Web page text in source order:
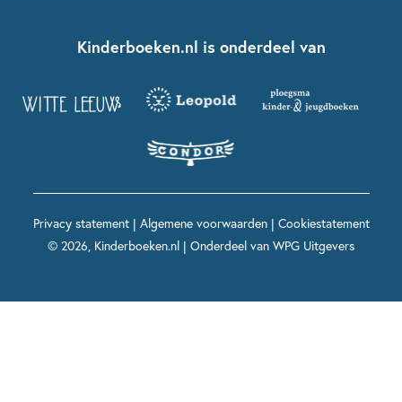
Kinderboeken diversiteit
Grappige kinderboeken
Spannende kinderboeken
Boekentips 12+ jaar
Voor volwassenen
Spekkie en Sproet
Maxi & Helium
Voor het onderwijs
Kinderboeken.nl is onderdeel van
Privacy statement| Algemene voorwaarden| Cookiestatement
© 2026, Kinderboeken.nl | Onderdeel van WPG Uitgevers